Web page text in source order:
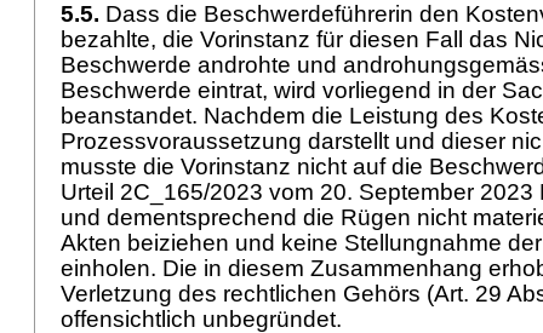
5.5. Dass die Beschwerdeführerin den
bezahlte, die Vorinstanz für diesen Fall das
Beschwerde androhte und
Beschwerde eintrat, wird vorliegend in der
beanstandet. Nachdem die Leistung des
Prozessvoraussetzung darstellt und dieser
musste die Vorinstanz nicht auf die
Urteil 2C_165/2023 vom 20. September 2023
und dementsprechend die Rügen nicht
Akten beiziehen und keine Stellungnahme
einholen. Die in diesem Zusammenhang
Verletzung des rechtlichen Gehörs (Art. 29
offensichtlich unbegründet.